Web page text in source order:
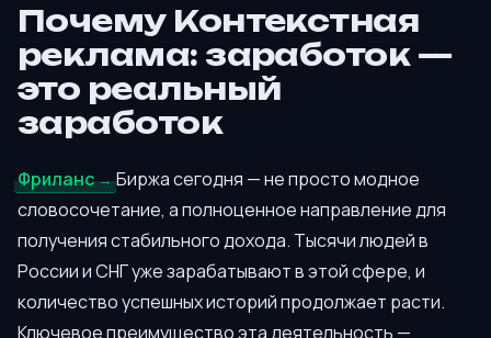
Почему Контекстная
реклама: заработок —
это реальный
заработок
Фриланс
Биржа сегодня — не просто модное
словосочетание, а полноценное направление для
получения стабильного дохода. Тысячи людей в
России и СНГ уже зарабатывают в этой сфере, и
количество успешных историй продолжает расти.
Ключевое преимущество эта деятельность —